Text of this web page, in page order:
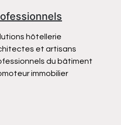
hôtellerie
et artisans
du bâtiment
immobilier